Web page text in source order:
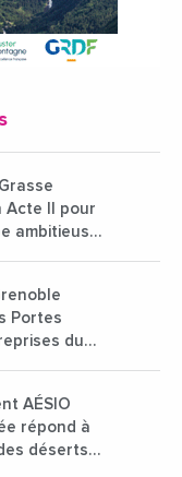
Acte II pour
ambitieuse
Portes
du
AÉSIO
répond à
déserts